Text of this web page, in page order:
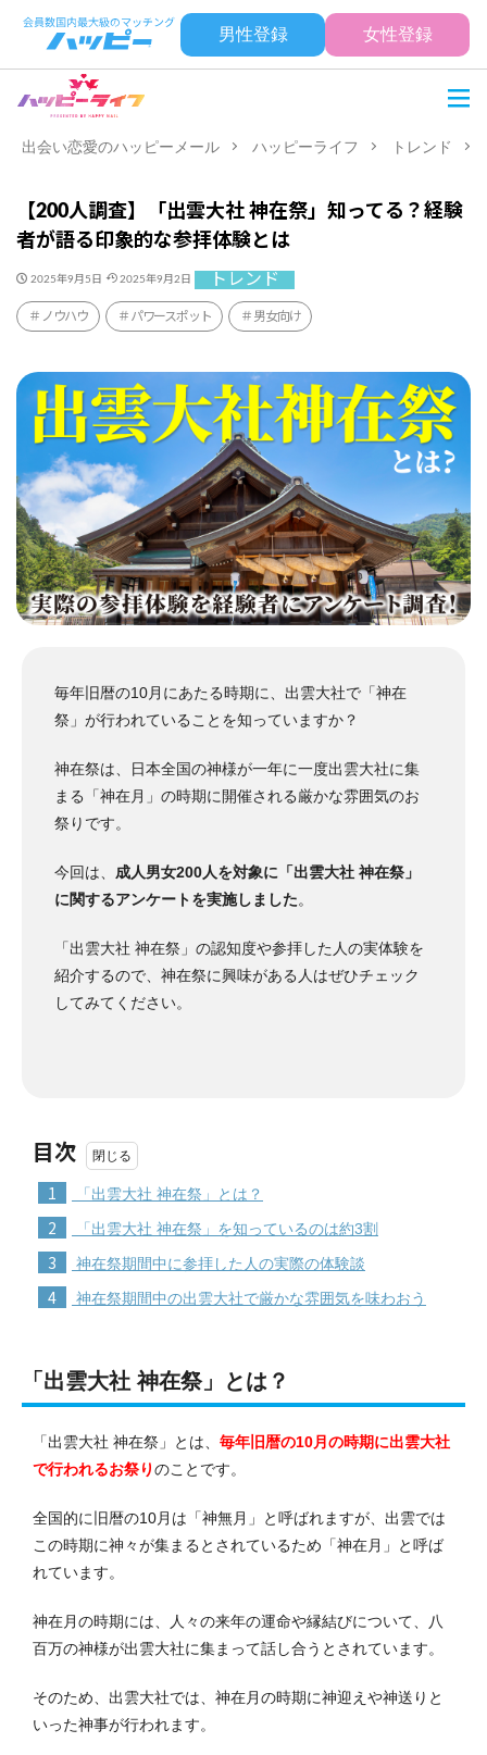
男性登録 女性登録
出会い恋愛のハッピーメール ハッピーライフ トレンド
【200人調査】「出雲大社 神在祭」知ってる？経験
者が語る印象的な参拝体験とは
2025年9月5日 2025年9月2日 トレンド
ノウハウ パワースポット 男女向け
毎年旧暦の10月にあたる時期に、出雲大社で「神在
祭」が行われていることを知っていますか？
神在祭は、日本全国の神様が一年に一度出雲大社に集
まる「神在月」の時期に開催される厳かな雰囲気のお
祭りです。
今回は、 成人男女200人を対象に「出雲大社 神在祭」
に関するアンケートを実施しました。
「出雲大社 神在祭」の認知度や参拝した人の実体験を
紹介するので、神在祭に興味がある人はぜひチェック
してみてください。
目次
1 「出雲大社 神在祭」とは？
2 「出雲大社 神在祭」を知っているのは約3割
3 神在祭期間中に参拝した人の実際の体験談
4 神在祭期間中の出雲大社で厳かな雰囲気を味わおう
「出雲大社 神在祭」とは？
「出雲大社 神在祭」とは、 毎年旧暦の10月の時期に出雲大社
で行われるお祭りのことです。
全国的に旧暦の10月は「神無月」と呼ばれますが、出雲では
この時期に神々が集まるとされているため「神在月」と呼ば
れています。
神在月の時期には、人々の来年の運命や縁結びについて、八
百万の神様が出雲大社に集まって話し合うとされています。
そのため、出雲大社では、神在月の時期に神迎えや神送りと
いった神事が行われます。